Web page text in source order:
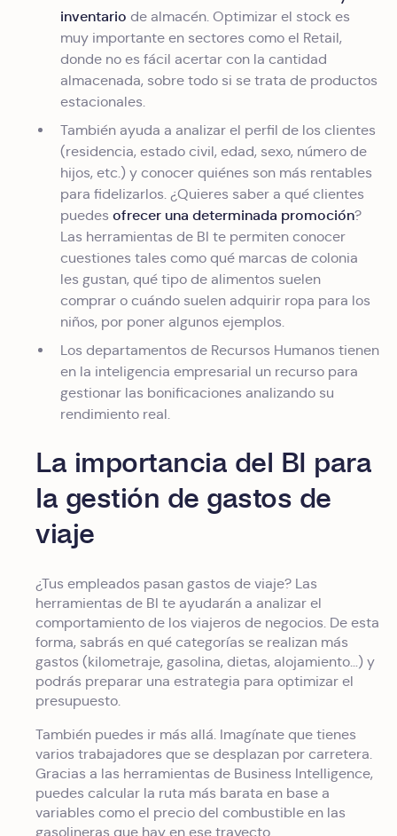
inventario de almacén. Optimizar el stock es
muy importante en sectores como el Retail,
donde no es fácil acertar con la cantidad
almacenada, sobre todo si se trata de productos
estacionales.
También ayuda a analizar el perfil de los clientes
(residencia, estado civil, edad, sexo, número de
hijos, etc.) y conocer quiénes son más rentables
para fidelizarlos. ¿Quieres saber a qué clientes
puedes ofrecer una determinada promoción?
Las herramientas de BI te permiten conocer
cuestiones tales como qué marcas de colonia
les gustan, qué tipo de alimentos suelen
comprar o cuándo suelen adquirir ropa para los
niños, por poner algunos ejemplos.
Los departamentos de Recursos Humanos tienen
en la inteligencia empresarial un recurso para
gestionar las bonificaciones analizando su
rendimiento real.
La importancia del BI para
la gestión de gastos de
viaje
¿Tus empleados pasan gastos de viaje? Las
herramientas de BI te ayudarán a analizar el
comportamiento de los viajeros de negocios. De esta
forma, sabrás en qué categorías se realizan más
gastos (kilometraje, gasolina, dietas, alojamiento…) y
podrás preparar una estrategia para optimizar el
presupuesto.
También puedes ir más allá. Imagínate que tienes
varios trabajadores que se desplazan por carretera.
Gracias a las herramientas de Business Intelligence,
puedes calcular la ruta más barata en base a
variables como el precio del combustible en las
gasolineras que hay en ese trayecto.